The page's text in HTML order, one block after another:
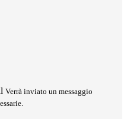
Verrà inviato un messaggio